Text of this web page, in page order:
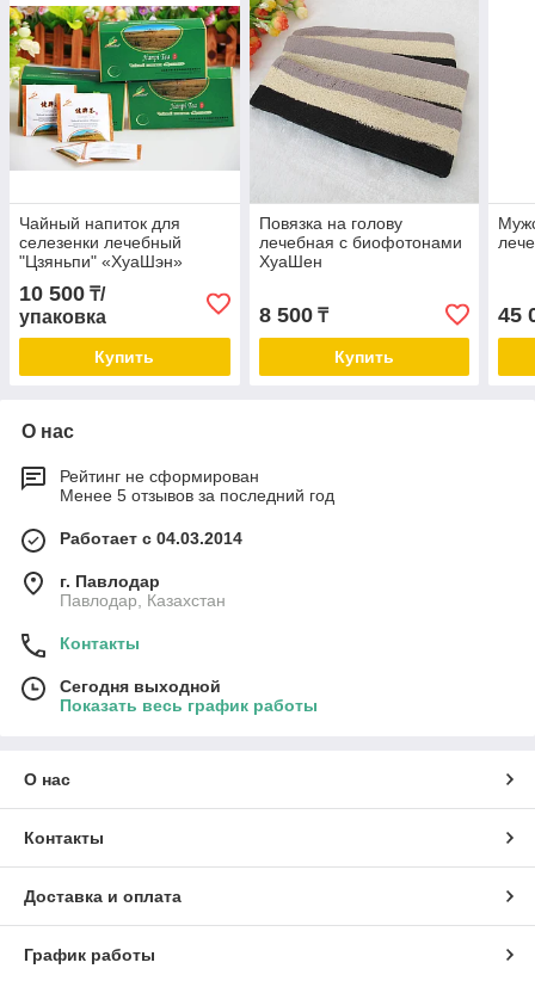
Чайный напиток для
селезенки лечебный
"Цзяньпи" «ХуаШэн»
10 500 ₸/
упаковка
Купить
Повязка на голову
лечебная с биофотонами
ХуаШен
8 500₸
Купить
45
О нас
Рейтинг не сформирован
Менее 5 отзывов за последний год
Работает с 04.03.2014
г. Павлодар
Павлодар, Казахстан
Контакты
Сегодня выходной
Показать весь график работы
О нас
Контакты
Доставка и оплата
График работы